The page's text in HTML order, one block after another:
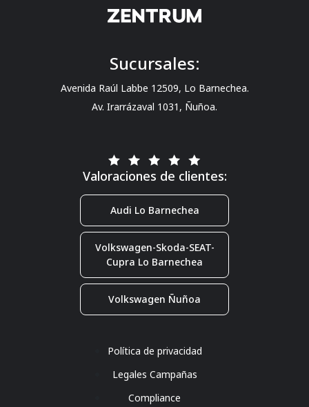
Valoraciones de clientes:
Audi Lo Barnechea
Volkswagen-Skoda-SEAT-
Cupra Lo Barnechea
Volkswagen Ñuñoa
Sucursales:
Avenida Raúl Labbe 12509, Lo Barnechea.
Av. Irarrázaval 1031, Ñuñoa.
Política de privacidad
Legales Campañas
Compliance